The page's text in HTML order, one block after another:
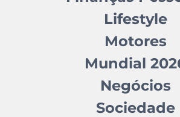
Lifestyle
Motores
Mundial
Negócios
Sociedade